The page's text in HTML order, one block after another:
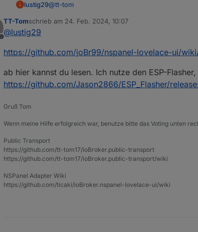
L lustig29@tt-tom
Kannst du mir eine aktuelle Anleitung
Offline
TT-Tomschrieb am 24. Feb. 2024, 10:07
zuletzt editiert von
@lustig29
https://github.com/joBr99/nspanel-lovelace-ui/
ab hier kannst du lesen. Ich nutze den ESP-
https://github.com/Jason2866/ESP_Flasher/
Gruß Tom
Wenn meine Hilfe erfolgreich war, benutze bitte das Voting unten
Public Transport
https://github.com/tt-tom17/ioBroker.public-transport
https://github.com/tt-tom17/ioBroker.public-transport/wiki
NSPanel Adapter Wiki
https://github.com/ticaki/ioBroker.nspanel-lovelace-ui/wiki